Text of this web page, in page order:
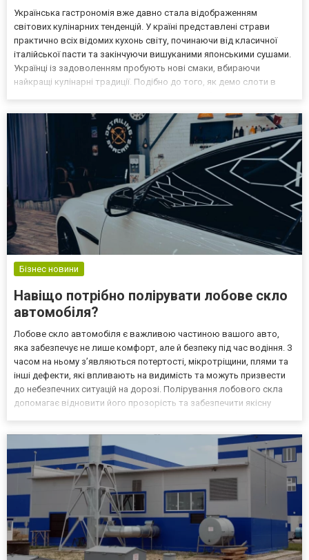
Українська гастрономія вже давно стала відображенням
світових кулінарних тенденцій. У країні представлені страви
практично всіх відомих кухонь світу, починаючи від класичної
італійської пасти та закінчуючи вишуканими японськими сушами.
Українці із задоволенням пробують нові смаки, вбираючи
найкращі кулінарні традиції. Подібно до того, як демо слоти в
Бізнес новини
Навіщо потрібно полірувати лобове скло
автомобіля?
Лобове скло автомобіля є важливою частиною вашого авто,
яка забезпечує не лише комфорт, але й безпеку під час водіння. З
часом на ньому з’являються потертості, мікротріщини, плями та
інші дефекти, які впливають на видимість та можуть призвести
до небезпечних ситуацій на дорозі. Полірування лобового скла
допомагає відновити його прозорість та забезпечити якісну